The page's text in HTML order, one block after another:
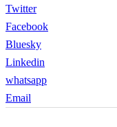
Twitter
Facebook
Bluesky
Linkedin
whatsapp
Email